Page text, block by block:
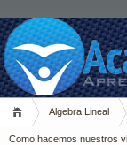
Algebra Lineal
Como hacemos nuestros